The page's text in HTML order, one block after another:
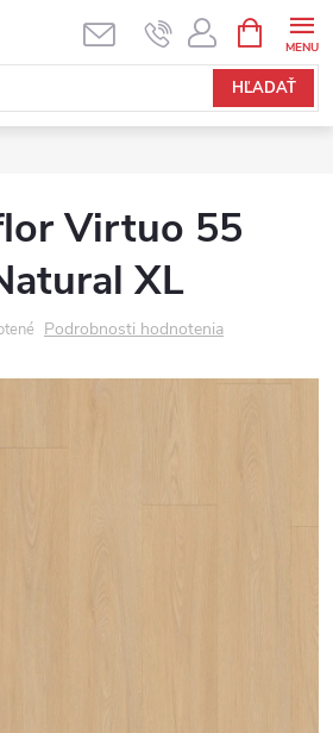
HĽADAŤ
Virtuo 55
XL
Podrobnosti hodnotenia